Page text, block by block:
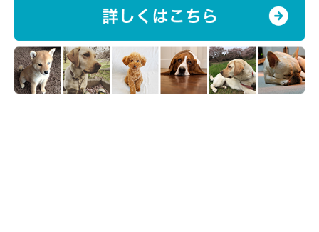
りさせている、たまごちゃん。そんなたまごちゃんへ、飼い主さ
んはこんな思いを語っていました。